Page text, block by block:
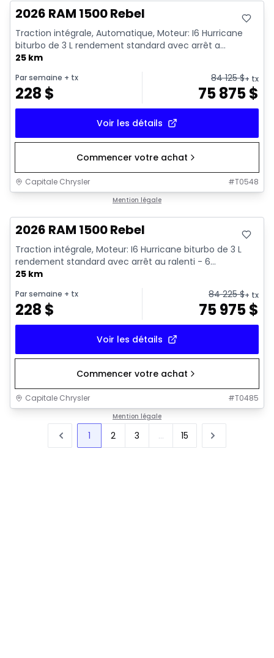
2026 RAM 1500 Rebel
Traction intégrale, Automatique, Moteur: I6 Hurricane
biturbo de 3 L rendement standard avec arrêt a...
25 km
Par semaine + tx
228 $
84 125$+ tx
75 875$
Voir les détails
Commencer votre achat
Capitale Chrysler #T0548
Mention légale
2026 RAM 1500 Rebel
Traction intégrale, Moteur: I6 Hurricane biturbo de 3 L
rendement standard avec arrêt au ralenti - 6...
25 km
Par semaine + tx
228 $
84 225$+ tx
75 975$
Voir les détails
Commencer votre achat
Capitale Chrysler #T0485
Mention légale
1 2 3 ... 15